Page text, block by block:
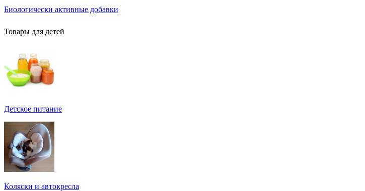
Биологически активные добавки
Товары для детей
Детское питание
Коляски и автокресла